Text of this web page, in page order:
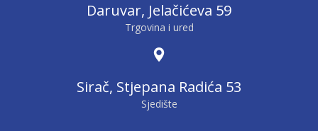
Daruvar, Jelačićeva 59
Trgovina i ured
Sirač, Stjepana Radića 53
Sjedište